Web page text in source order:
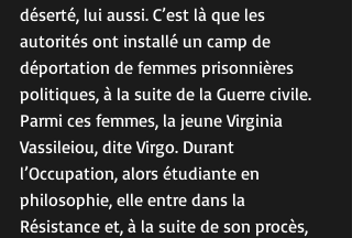
déserté, lui aussi. C’est là que les
autorités ont installé un camp de
déportation de femmes prisonnières
politiques, à la suite de la Guerre civile.
Parmi ces femmes, la jeune Virginia
Vassileiou, dite Virgo. Durant
l’Occupation, alors étudiante en
philosophie, elle entre dans la
Résistance et, à la suite de son procès,